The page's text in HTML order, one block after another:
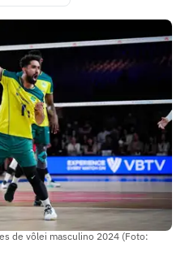
de vôlei masculino 2024 (Foto: